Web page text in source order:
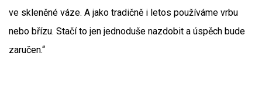
ve skleněné váze. A jako tradičně i letos používáme vrbu
nebo břízu. Stačí to jen jednoduše nazdobit a úspěch bude
zaručen.“